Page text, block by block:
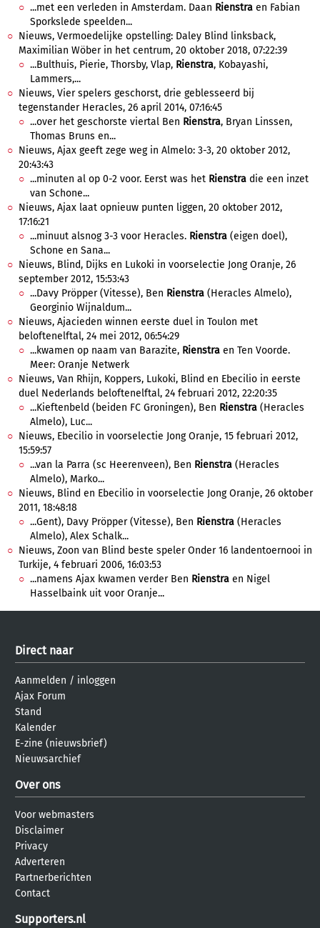
...met een verleden in Amsterdam. Daan Rienstra en Fabian
Sporkslede speelden...
Nieuws, Vermoedelijke opstelling: Daley Blind linksback,
Maximilian Wöber in het centrum, 20 oktober 2018, 07:22:39
...Bulthuis, Pierie, Thorsby, Vlap, Rienstra, Kobayashi,
Lammers,...
Nieuws, Vier spelers geschorst, drie geblesseerd bij
tegenstander Heracles, 26 april 2014, 07:16:45
...over het geschorste viertal Ben Rienstra, Bryan Linssen,
Thomas Bruns en...
Nieuws, Ajax geeft zege weg in Almelo: 3-3, 20 oktober 2012,
20:43:43
...minuten al op 0-2 voor. Eerst was het Rienstra die een inzet
van Schone...
Nieuws, Ajax laat opnieuw punten liggen, 20 oktober 2012,
17:16:21
...minuut alsnog 3-3 voor Heracles. Rienstra (eigen doel),
Schone en Sana...
Nieuws, Blind, Dijks en Lukoki in voorselectie Jong Oranje, 26
september 2012, 15:53:43
...Davy Pröpper (Vitesse), Ben Rienstra (Heracles Almelo),
Georginio Wijnaldum...
Nieuws, Ajacieden winnen eerste duel in Toulon met
beloftenelftal, 24 mei 2012, 06:54:29
...kwamen op naam van Barazite, Rienstra en Ten Voorde.
Meer: Oranje Netwerk
Nieuws, Van Rhijn, Koppers, Lukoki, Blind en Ebecilio in eerste
duel Nederlands beloftenelftal, 24 februari 2012, 22:20:35
...Kieftenbeld (beiden FC Groningen), Ben Rienstra (Heracles
Almelo), Luc...
Nieuws, Ebecilio in voorselectie Jong Oranje, 15 februari 2012,
15:59:57
...van la Parra (sc Heerenveen), Ben Rienstra (Heracles
Almelo), Marko...
Nieuws, Blind en Ebecilio in voorselectie Jong Oranje, 26 oktober
2011, 18:48:18
...Gent), Davy Pröpper (Vitesse), Ben Rienstra (Heracles
Almelo), Alex Schalk...
Nieuws, Zoon van Blind beste speler Onder 16 landentoernooi in
Turkije, 4 februari 2006, 16:03:53
...namens Ajax kwamen verder Ben Rienstra en Nigel
Hasselbaink uit voor Oranje...
Direct naar
Aanmelden / inloggen
Ajax Forum
Stand
Kalender
E-zine (nieuwsbrief)
Nieuwsarchief
Over ons
Voor webmasters
Disclaimer
Privacy
Adverteren
Partnerberichten
Contact
Supporters.nl